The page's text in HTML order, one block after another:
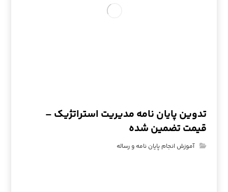
تدوین پایان نامه مدیریت استراتژیک –
قیمت تضمین شده
آموزش انجام پایان نامه و رساله